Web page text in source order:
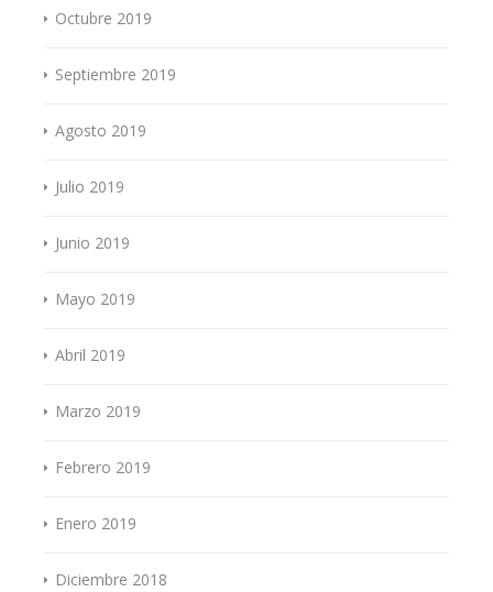
Octubre 2019
Septiembre 2019
Agosto 2019
Julio 2019
Junio 2019
Mayo 2019
Abril 2019
Marzo 2019
Febrero 2019
Enero 2019
Diciembre 2018